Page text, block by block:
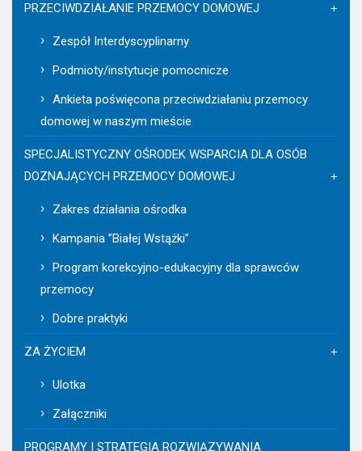
PRZECIWDZIAŁANIE PRZEMOCY DOMOWEJ
Zespół Interdyscyplinarny
Podmioty/instytucje pomocnicze
Ankieta poświęcona przeciwdziałaniu przemocy
domowej w naszym mieście
SPECJALISTYCZNY OŚRODEK WSPARCIA DLA OSÓB
DOZNAJĄCYCH PRZEMOCY DOMOWEJ
Zakres działania ośrodka
Kampania ”Białej Wstążki”
Program korekcyjno-edukacyjny dla sprawców
przemocy
Dobre praktyki
ZA ŻYCIEM
Ulotka
Załączniki
PROGRAMY I STRATEGIA ROZWIĄZYWANIA